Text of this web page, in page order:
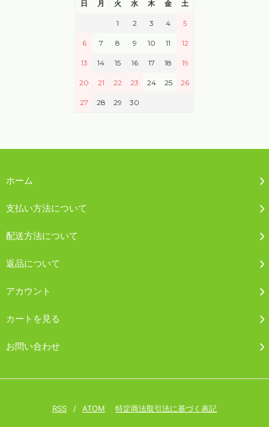
日 月 火 水 木 金 土
1 2 3 4 5
6 7 8 9 10 11 12
13 14 15 16 17 18 19
20 21 22 23 24 25 26
27 28 29 30
ホーム
支払い方法について
配送方法について
返品について
アカウント
カートを見る
お問い合わせ
RSS / ATOM 特定商法取引法に基づく表記